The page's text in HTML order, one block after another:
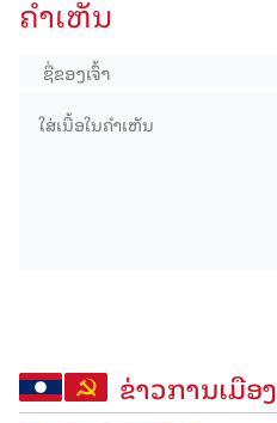
ຄໍາເຫັນ
ຂ່າວການເມືອງ